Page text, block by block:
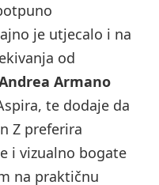
je utjecalo i na
od
Armano
te dodaje da
Z preferira
i vizualno bogate
na praktičnu